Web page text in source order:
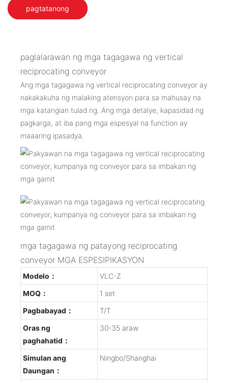
pagtatanong
paglalarawan ng mga tagagawa ng vertical
reciprocating conveyor
Ang mga tagagawa ng vertical reciprocating conveyor ay
nakakakuha ng malaking atensyon para sa mahusay na
mga katangian tulad ng. Ang mga detalye, kapasidad ng
pagkarga, at iba pang mga espesyal na function ay
maaaring ipasadya.
mga tagagawa ng patayong reciprocating
conveyor MGA ESPESIPIKASYON
Modelo：
VLC-Z
MOQ：
1 set
Pagbabayad：
T/T
Oras ng
paghahatid：
30-35 araw
Simulan ang
Daungan：
Ningbo/Shanghai